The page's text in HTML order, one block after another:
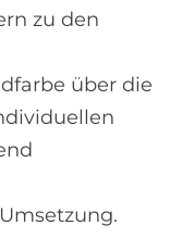
zu den
über die